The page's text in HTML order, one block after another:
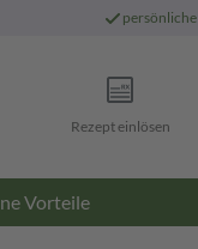
persönliche
Rezept einlösen
Vorteile